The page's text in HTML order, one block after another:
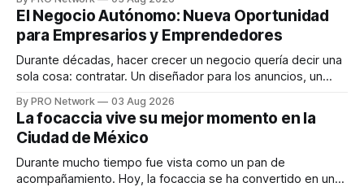
INTERIUS, el problema suele estar en otro lugar. Durante
una entrevista para el podcast SER PRO, el especialista en
marketing digital explicó que
El Negocio Autónomo: Nueva Oportunidad
para Empresarios y Emprendedores
Durante décadas, hacer crecer un negocio quería decir una
sola cosa: contratar. Un diseñador para los anuncios, un
para los textos, alguien que supiera de publicidad digital
para encontrar prospectos, un vendedor para atender
llamadas y mensajes, y —con suerte— una persona
By PRO Network 03 Aug 2026
La focaccia vive su mejor momento en la
Ciudad de México
Durante mucho tiempo fue vista como un pan de
acompañamiento. Hoy, la focaccia se ha convertido en uno